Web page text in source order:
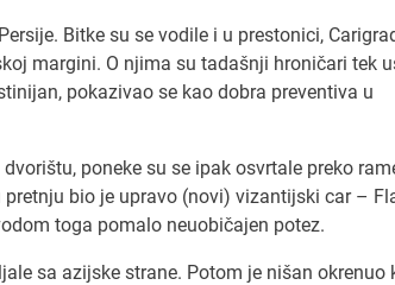
Bitke su se vodile i u prestonici,
margini. O njima su tadašnji hroničari tek
pokazivao se kao dobra preventiva u
poneke su se ipak osvrtale preko
bio je upravo (novi) vizantijski car –
toga pomalo neuobičajen potez.
sa azijske strane. Potom je nišan okrenuo